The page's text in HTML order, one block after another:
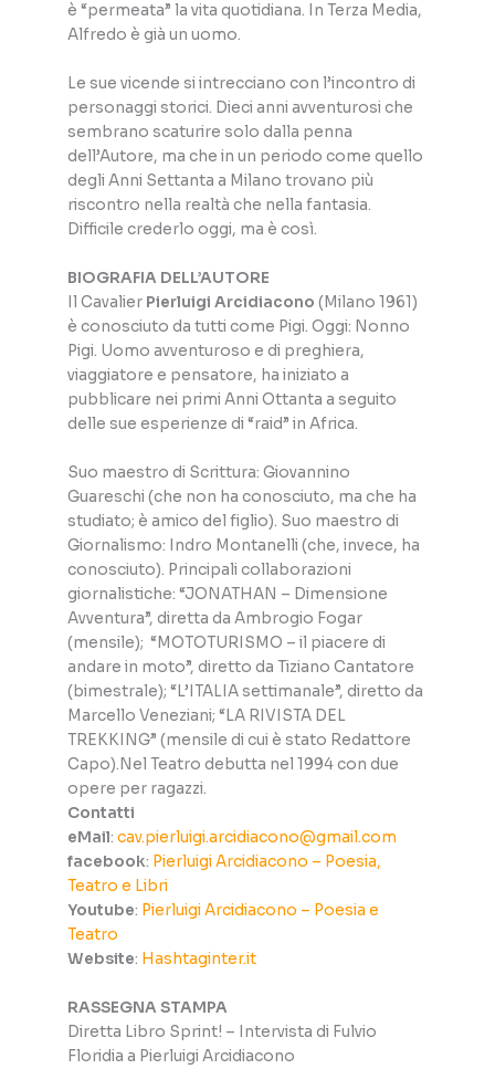
è “permeata” la vita quotidiana. In Terza Media,
Alfredo è già un uomo.
Le sue vicende si intrecciano con l’incontro di
personaggi storici. Dieci anni avventurosi che
sembrano scaturire solo dalla penna
dell’Autore, ma che in un periodo come quello
degli Anni Settanta a Milano trovano più
riscontro nella realtà che nella fantasia.
Difficile crederlo oggi, ma è così.
BIOGRAFIA DELL’AUTORE
Il Cavalier Pierluigi Arcidiacono (Milano 1961)
è conosciuto da tutti come Pigi. Oggi: Nonno
Pigi. Uomo avventuroso e di preghiera,
viaggiatore e pensatore, ha iniziato a
pubblicare nei primi Anni Ottanta a seguito
delle sue esperienze di “raid” in Africa.
Suo maestro di Scrittura: Giovannino
Guareschi (che non ha conosciuto, ma che ha
studiato; è amico del figlio). Suo maestro di
Giornalismo: Indro Montanelli (che, invece, ha
conosciuto). Principali collaborazioni
giornalistiche: “JONATHAN – Dimensione
Avventura”, diretta da Ambrogio Fogar
(mensile); “MOTOTURISMO – il piacere di
andare in moto”, diretto da Tiziano Cantatore
(bimestrale); “L’ITALIA settimanale”, diretto da
Marcello Veneziani; “LA RIVISTA DEL
TREKKING” (mensile di cui è stato Redattore
Capo).Nel Teatro debutta nel 1994 con due
opere per ragazzi.
Contatti
eMail: cav.pierluigi.arcidiacono@gmail.com
facebook: Pierluigi Arcidiacono – Poesia,
Teatro e Libri
Youtube: Pierluigi Arcidiacono – Poesia e
Teatro
Website: Hashtaginter.it
RASSEGNA STAMPA
Diretta Libro Sprint! – Intervista di Fulvio
Floridia a Pierluigi Arcidiacono